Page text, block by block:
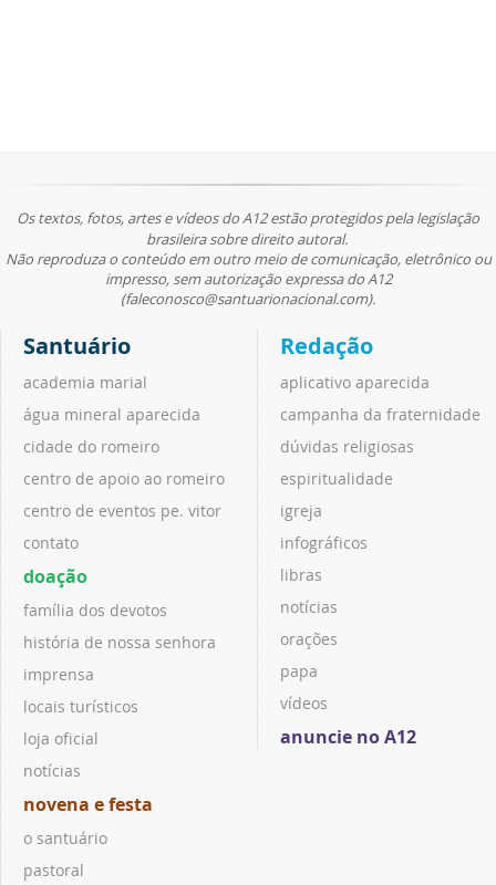
Os textos, fotos, artes e vídeos do A12 estão protegidos pela legislação
brasileira sobre direito autoral.
Não reproduza o conteúdo em outro meio de comunicação, eletrônico ou
impresso, sem autorização expressa do A12
(faleconosco@santuarionacional.com).
Santuário
academia marial
água mineral aparecida
cidade do romeiro
centro de apoio ao romeiro
centro de eventos pe. vitor
contato
doação
família dos devotos
história de nossa senhora
imprensa
locais turísticos
loja oficial
notícias
novena e festa
o santuário
pastoral
Redação
aplicativo aparecida
campanha da fraternidade
dúvidas religiosas
espiritualidade
igreja
infográficos
libras
notícias
orações
papa
vídeos
anuncie no A12